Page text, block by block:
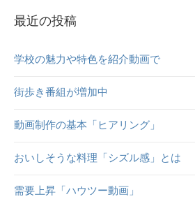
最近の投稿
学校の魅力や特色を紹介動画で
街歩き番組が増加中
動画制作の基本「ヒアリング」
おいしそうな料理「シズル感」とは
需要上昇「ハウツー動画」